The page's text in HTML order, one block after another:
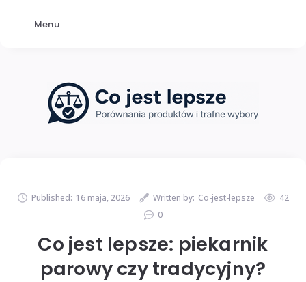
Published: 16 maja, 2026 Written by: Co-jest-lepsze
42
0
Co jest lepsze: piekarnik
parowy czy tradycyjny?
Menu